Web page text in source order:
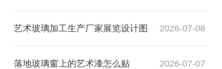
艺术玻璃加工生产厂家展览设计图 2026-07-08
落地玻璃窗上的艺术漆怎么贴 2026-07-07